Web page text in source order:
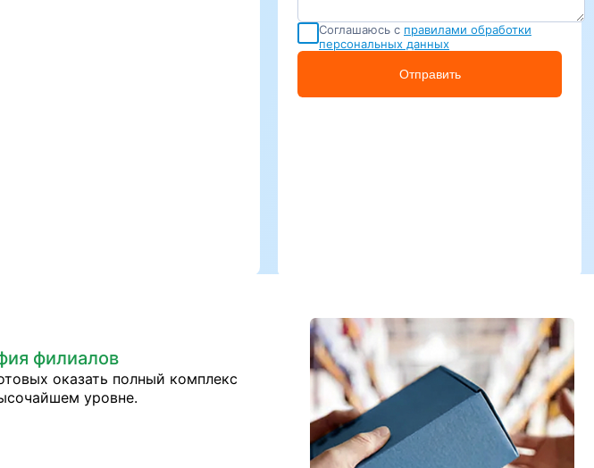
Соглашаюсь с правилами обработки
персональных данных
Отправить
филиалов
оказать полный комплекс
уровне.